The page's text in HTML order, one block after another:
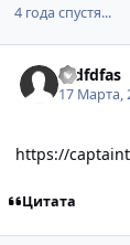
4 года спустя...
dfdfdfas
17 Марта,
https://
Цитата